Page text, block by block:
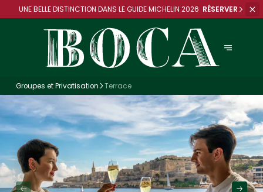
UNE BELLE DISTINCTION DANSLE GUIDE MICHELIN 2026 RÉSERVER
Groupes et Privatisation Terrace